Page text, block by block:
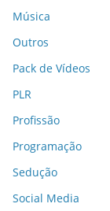
Música
Outros
Pack de Vídeos
PLR
Profissão
Programação
Sedução
Social Media